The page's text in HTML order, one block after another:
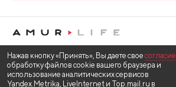
Нажав кнопку «Принять», Вы даете свое согласие
обработку файлов cookie вашего браузера и
использование аналитических сервисов
Yandex.Metrika, LiveInternet и Top.mail.ru в